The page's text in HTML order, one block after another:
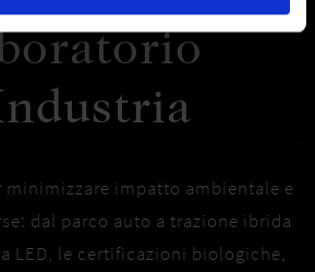
impatto ambientale e
dal parco auto a trazione ibrida
LED, le certificazioni biologiche,